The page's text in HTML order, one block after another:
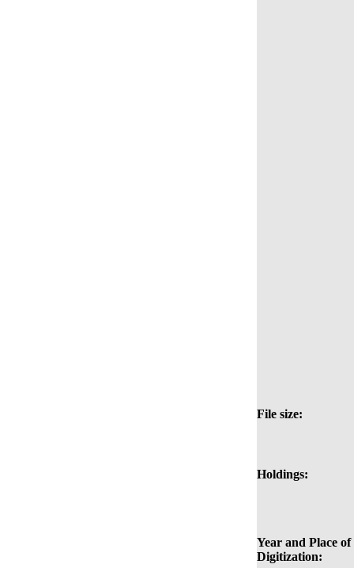
File size:
Holdings:
Year and Place of
Digitization: